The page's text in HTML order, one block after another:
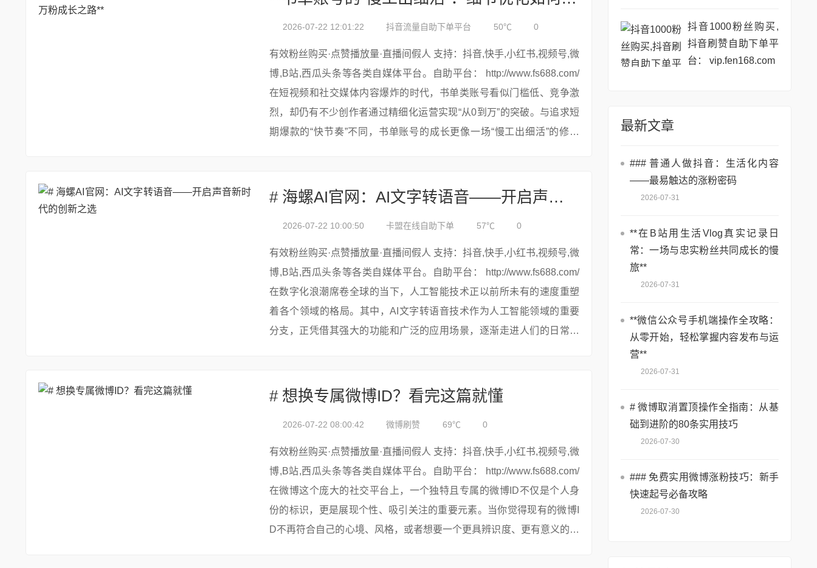
2026-07-22 12:01:22 抖音流量自助下单平台 50℃ 0
有效粉丝购买·点赞播放量·直播间假人 支持：抖音,快手,小红书,视频号,微
博,B站,西瓜头条等各类自媒体平台。自助平台： http://www.fs688.com/
在短视频和社交媒体内容爆炸的时代，书单类账号看似门槛低、竞争激
烈，却仍有不少创作者通过精细化运营实现“从0到万”的突破。与追求短
期爆款的“快节奏”不同，书单账号的成长更像一场“慢工出细活”的修行
# 海螺AI官网：AI文字转语音——开启声音新时代的创新之选
2026-07-22 10:00:50 卡盟在线自助下单 57℃ 0
有效粉丝购买·点赞播放量·直播间假人 支持：抖音,快手,小红书,视频号,微
博,B站,西瓜头条等各类自媒体平台。自助平台： http://www.fs688.com/
在数字化浪潮席卷全球的当下，人工智能技术正以前所未有的速度重塑
着各个领域的格局。其中，AI文字转语音技术作为人工智能领域的重要
分支，正凭借其强大的功能和广泛的应用场景，逐渐走进人们的日常生
# 想换专属微博ID？看完这篇就懂
2026-07-22 08:00:42 微博刷赞 69℃ 0
有效粉丝购买·点赞播放量·直播间假人 支持：抖音,快手,小红书,视频号,微
博,B站,西瓜头条等各类自媒体平台。自助平台： http://www.fs688.com/
在微博这个庞大的社交平台上，一个独特且专属的微博ID不仅是个人身
份的标识，更是展现个性、吸引关注的重要元素。当你觉得现有的微博I
D不再符合自己的心境、风格，或者想要一个更具辨识度、更有意义的专
抖音1000粉丝购买,
抖音刷赞自助下单平
台： vip.fen168.com
最新文章
### 普通人做抖音：生活化内容
——最易触达的涨粉密码
2026-07-31
**在B站用生活Vlog真实记录日
常：一场与忠实粉丝共同成长的慢
旅**
2026-07-31
**微信公众号手机端操作全攻略：
从零开始，轻松掌握内容发布与运
营**
2026-07-31
# 微博取消置顶操作全指南：从基
础到进阶的80条实用技巧
2026-07-30
### 免费实用微博涨粉技巧：新手
快速起号必备攻略
2026-07-30